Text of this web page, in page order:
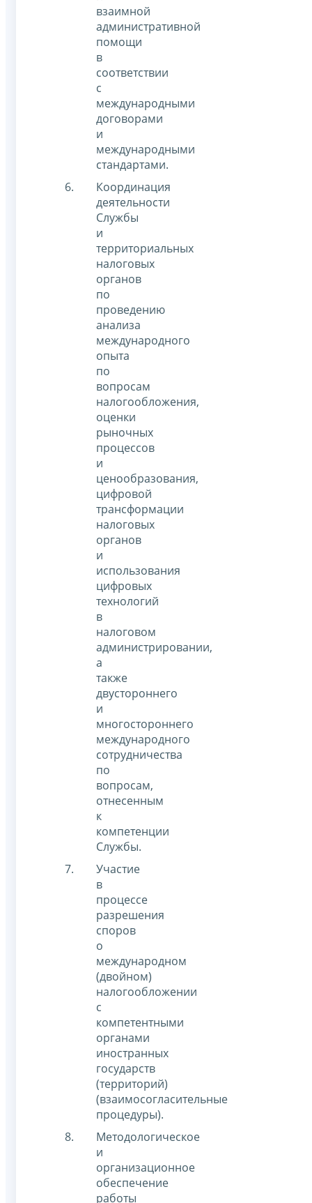
взаимной
административной
помощи
в
соответствии
с
международными
договорами
и
международными
стандартами.
Координация
деятельности
Службы
и
территориальных
налоговых
органов
по
проведению
анализа
международного
опыта
по
вопросам
налогообложения,
оценки
рыночных
процессов
и
ценообразования,
цифровой
трансформации
налоговых
органов
и
использования
цифровых
технологий
в
налоговом
администрировании,
а
также
двустороннего
и
многостороннего
международного
сотрудничества
по
вопросам,
отнесенным
к
компетенции
Службы.
Участие
в
процессе
разрешения
споров
о
международном
(двойном)
налогообложении
с
компетентными
органами
иностранных
государств
(территорий)
(взаимосогласительные
процедуры).
Методологическое
и
организационное
обеспечение
работы